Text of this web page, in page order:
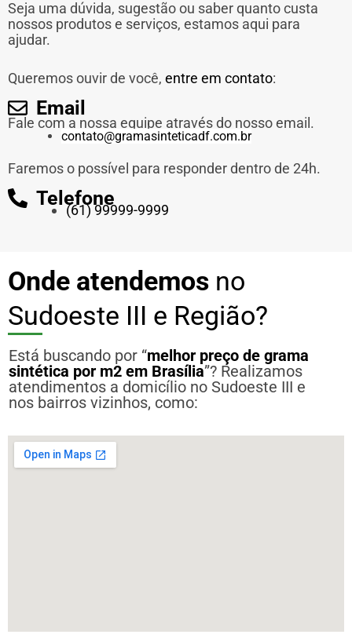
Seja uma dúvida, sugestão ou saber quanto custa
nossos produtos e serviços, estamos aqui para
ajudar.
Queremos ouvir de você, entre em contato:
Email
Fale com a nossa equipe através do nosso email.
contato@gramasinteticadf.com.br
Faremos o possível para responder dentro de 24h.
Telefone
(61) 99999-9999
Onde atendemos no
Sudoeste III e Região?
Está buscando por “melhor preço de grama
sintética por m2 em Brasília”? Realizamos
atendimentos a domicílio no Sudoeste III e
nos bairros vizinhos, como: